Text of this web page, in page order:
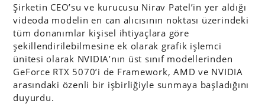
Şirketin CEO’su ve kurucusu Nirav Patel’in yer aldığı
videoda modelin en can alıcısının noktası üzerindeki
tüm donanımlar kişisel ihtiyaçlara göre
şekillendirilebilmesine ek olarak grafik işlemci
ünitesi olarak NVIDIA’nın üst sınıf modellerinden
GeForce RTX 5070’i de Framework, AMD ve NVIDIA
arasındaki özenli bir işbirliğiyle sunmaya başladığını
duyurdu.